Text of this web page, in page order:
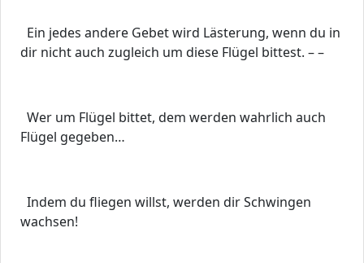
Ein jedes andere Gebet wird Lästerung, wenn du in
dir nicht auch zugleich um diese Flügel bittest. – –
Wer um Flügel bittet, dem werden wahrlich auch
Flügel gegeben…
Indem du fliegen willst, werden dir Schwingen
wachsen!